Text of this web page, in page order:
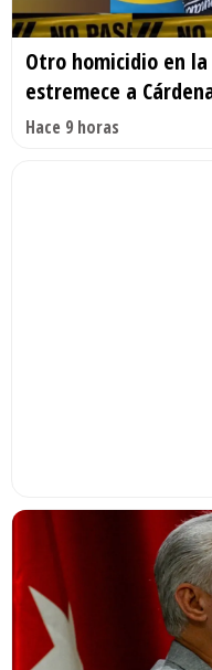
Otro homicidio en
estremece a
Hace 9 horas